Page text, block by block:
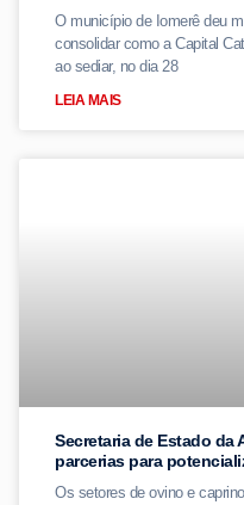
O município de Iomerê deu
consolidar como a Capital
ao sediar, no dia 28
LEIA MAIS
Secretaria de Estado da
parcerias para
Os setores de ovino e